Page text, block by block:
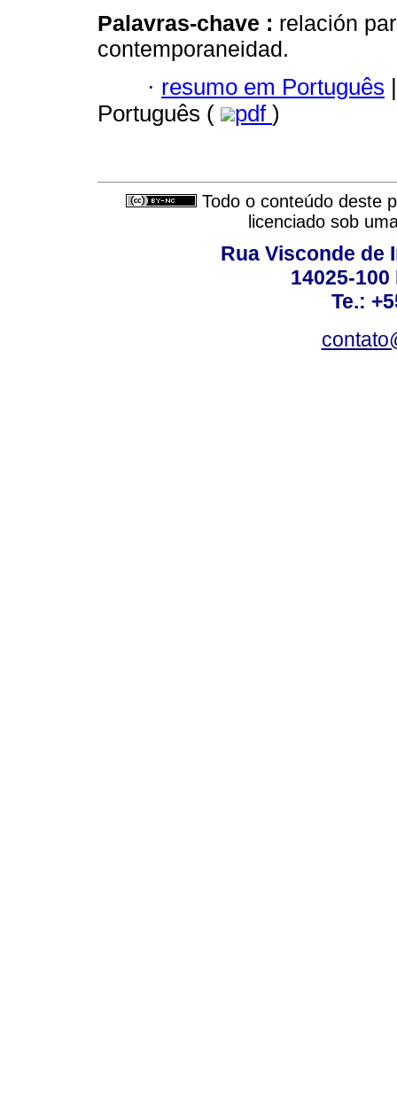
Palavras-chave : relación
contemporaneidad.
· resumo em Português |
Português (
pdf )
Todo o conteúdo deste
licenciado sob
Rua Visconde de
14025-
Te.: